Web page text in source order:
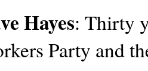
Hayes: Thirty
Party and